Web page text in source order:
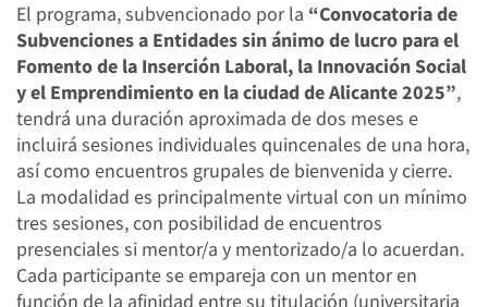
El programa, subvencionado por la “Convocatoria de
Subvenciones a Entidades sin ánimo de lucro para el
Fomento de la Inserción Laboral, la Innovación Social
y el Emprendimiento en la ciudad de Alicante 2025”,
tendrá una duración aproximada de dos meses e
incluirá sesiones individuales quincenales de una hora,
así como encuentros grupales de bienvenida y cierre.
La modalidad es principalmente virtual con un mínimo
tres sesiones, con posibilidad de encuentros
presenciales si mentor/a y mentorizado/a lo acuerdan.
Cada participante se empareja con un mentor en
función de la afinidad entre su titulación (universitaria